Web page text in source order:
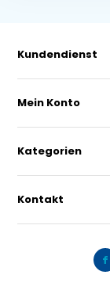
Kundendienst
Mein Konto
Kategorien
Kontakt